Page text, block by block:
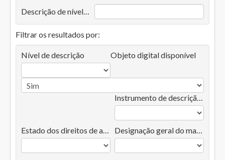
Descrição de nível superior
Filtrar os resultados por:
Nível de descrição Objeto digital disponível
Instrumento de descrição documental
Estado dos direitos de autor Designação geral do material